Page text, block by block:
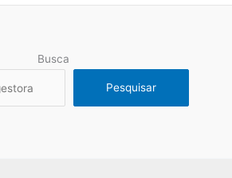
Busca
Pesquisar